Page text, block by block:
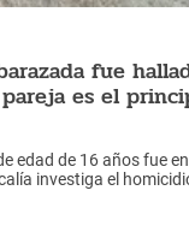
fue
es el
edad de 16 años fue
investiga el